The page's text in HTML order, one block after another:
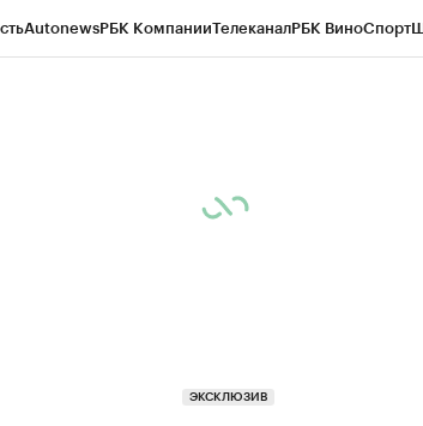
AutonewsРБК КомпанииТелеканалРБК ВиноСпорт
ЭКСКЛЮЗИВ